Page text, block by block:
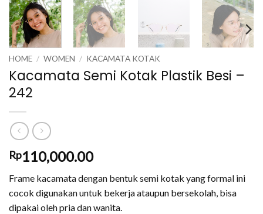
HOME / WOMEN / KACAMATA KOTAK
Kacamata Semi Kotak Plastik Besi –
242
Rp110,000.00
Frame kacamata dengan bentuk semi kotak yang formal ini
cocok digunakan untuk bekerja ataupun bersekolah, bisa
dipakai oleh pria dan wanita.